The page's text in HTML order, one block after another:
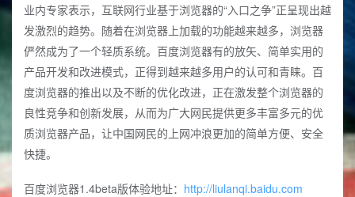
业内专家表示，互联网行业基于浏览器的“入口之争”正呈现出越
发激烈的趋势。随着在浏览器上加载的功能越来越多，浏览器
俨然成为了一个轻质系统。百度浏览器有的放矢、简单实用的
产品开发和改进模式，正得到越来越多用户的认可和青睐。百
度浏览器的推出以及不断的优化改进，正在激发整个浏览器的
良性竞争和创新发展，从而为广大网民提供更多丰富多元的优
质浏览器产品，让中国网民的上网冲浪更加的简单方便、安全
快捷。
百度浏览器1.4beta版体验地址： http://liulanqi.baidu.com